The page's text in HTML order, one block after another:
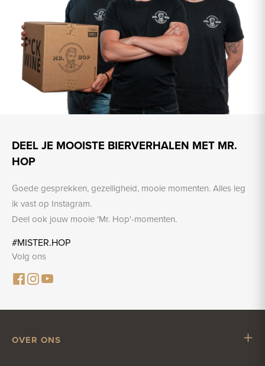
DEEL JE MOOISTE BIERVERHALEN MET MR.
HOP
Goede gesprekken, gezelligheid, mooie momenten. Alles leg
ik vast op Instagram.
Deel ook jouw mooie 'Mr. Hop'-momenten.
#MISTER.HOP
Volg ons
OVER ONS